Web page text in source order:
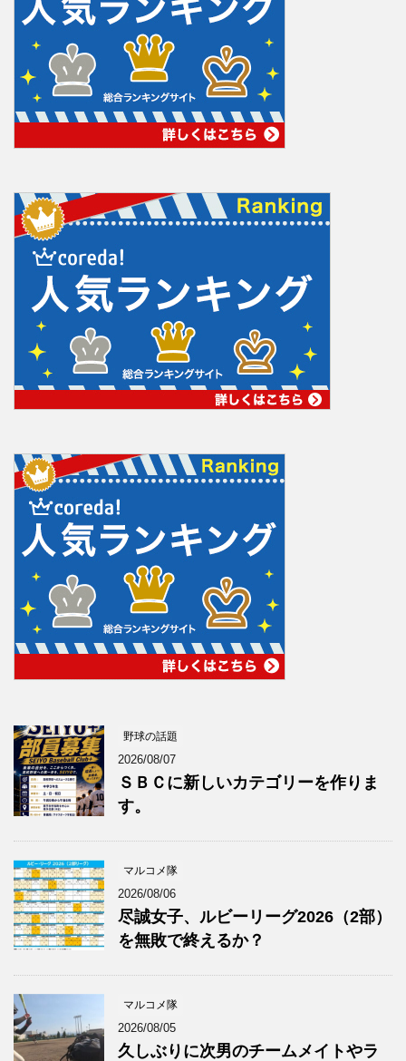
野球の話題
2026/08/07
ＳＢＣに新しいカテゴリーを作りま
す。
マルコメ隊
2026/08/06
尽誠女子、ルビーリーグ2026（2部）
を無敗で終えるか？
マルコメ隊
2026/08/05
久しぶりに次男のチームメイトやラ